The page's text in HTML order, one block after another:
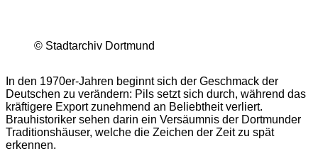
© Stadtarchiv Dortmund
In den 1970er-Jahren beginnt sich der Geschmack der
Deutschen zu verändern: Pils setzt sich durch, während das
kräftigere Export zunehmend an Beliebtheit verliert.
Brauhistoriker sehen darin ein Versäumnis der Dortmunder
Traditionshäuser, welche die Zeichen der Zeit zu spät
erkennen.